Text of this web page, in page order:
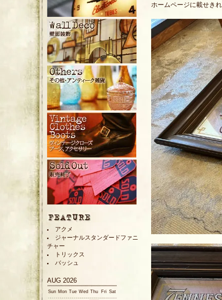
ホームページに載せき
アクメ
ジャーナルスタンダードファニ
チャー
トリックス
バッシュ
AUG 2026
Sun Mon Tue Wed Thu Fri Sat